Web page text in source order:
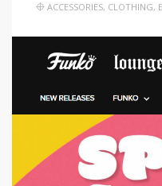
ACCESSORIES, CLOTHING,
GET